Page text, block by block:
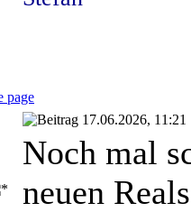
17.06.2026, 11:21
Noch mal
neuen